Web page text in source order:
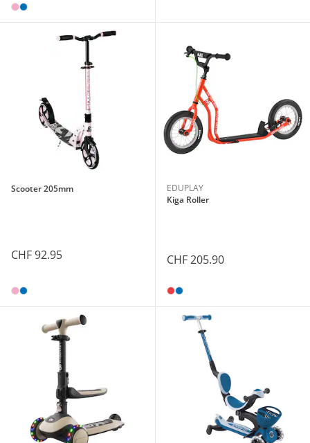
Scooter 205mm
CHF 92.95
EDUPLAY
Kiga Roller
CHF 205.90